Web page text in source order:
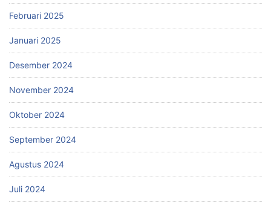
Februari 2025
Januari 2025
Desember 2024
November 2024
Oktober 2024
September 2024
Agustus 2024
Juli 2024